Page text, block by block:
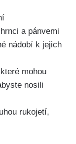
a pánvemi
​nádobí k jejich
mohou⁢
nosili
rukojetí,